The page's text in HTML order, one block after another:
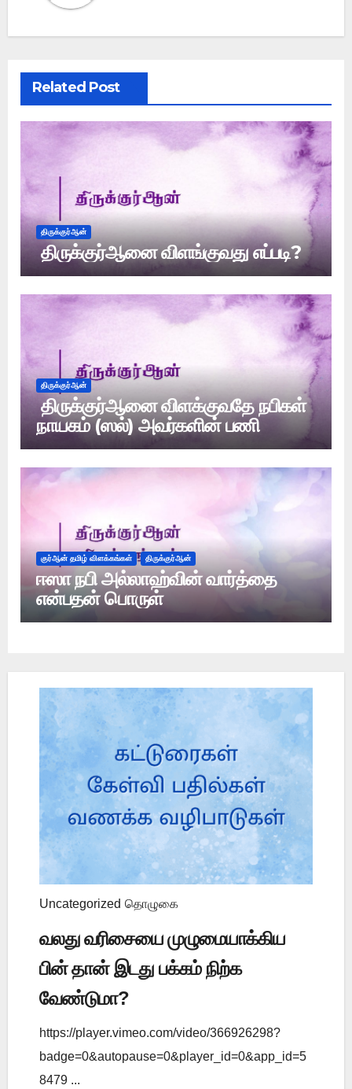
Related Post
திருக்குர்ஆன்
திருக்குர்ஆனை விளங்குவது எப்படி?
திருக்குர்ஆன்
திருக்குர்ஆனை விளக்குவதே நபிகள்
நாயகம் (ஸல்) அவர்களின் பணி
குர்ஆன் தமிழ் விளக்கங்கள் திருக்குர்ஆன்
ஈஸா நபி அல்லாஹ்வின் வார்த்தை
என்பதன் பொருள்
Uncategorized தொழுகை
வலது வரிசையை முழுமையாக்கிய
பின் தான் இடது பக்கம் நிற்க
வேண்டுமா?
https://player.vimeo.com/video/366926298?
badge=0&autopause=0&player_id=0&app_id=5
8479 ...